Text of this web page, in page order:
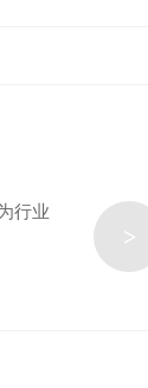
行业
>